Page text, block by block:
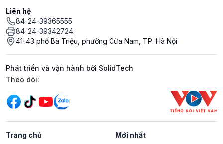
Liên hệ
84-24-39365555
84-24-39342724
41-43 phố Bà Triệu, phường Cửa Nam, TP. Hà Nội
Phát triển và vận hành bởi SolidTech
Mạng xã hội
Theo dõi:
Trang chủ Mới nhất